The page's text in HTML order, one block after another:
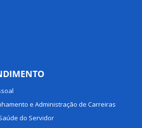
e Administração de Carreiras
do Servidor